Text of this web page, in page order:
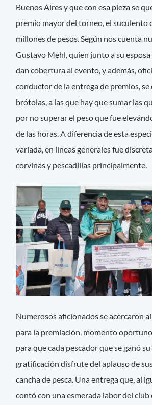
Buenos Aires y que con esa pieza se
premio mayor del torneo, el suculento
millones de pesos. Según nos cuenta
Gustavo Mehl, quien junto a su
dan cobertura al evento, y además,
conductor de la entrega de premios,
brótolas, a las que hay que sumar las
por no superar el peso que fue
de las horas. A diferencia de esta
variada, en líneas generales fue
corvinas y pescadillas principalmente.
Numerosos aficionados se acercaron
para la premiación, momento
para que cada pescador que se ganó
gratificación disfrute del aplauso de
cancha de pesca. Una entrega que, al
contó con una esmerada labor del club